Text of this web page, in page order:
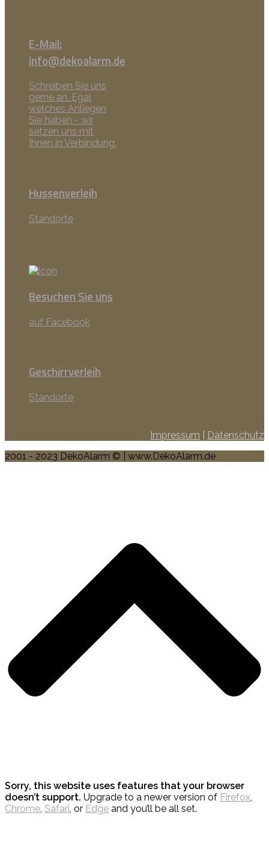
E-Mail:
info@dekoalarm.de
Schreiben Sie uns
gerne an. Egal
welches Anliegen
Sie haben - wir
setzen uns mit
Ihnen in Verbindung.
Hussenverleih
Standorte
Besuchen Sie uns
auf Facebook
Geschirrverleih
Standorte
Impressum
Datenschutz
2001 - 2023 DekoAlarm © | www.DekoAlarm.de
Sorry, this website uses features that your browser
doesn’t support. Upgrade to a newer version of Firefox,
Chrome, Safari, or Edge and you’ll be all set.